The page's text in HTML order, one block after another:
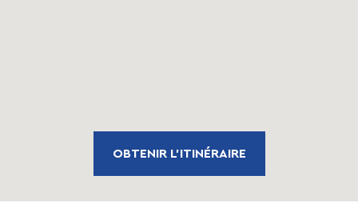
OBTENIR L'ITINÉRAIRE